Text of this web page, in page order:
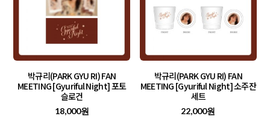
박규리(PARK GYU RI) FAN
MEETING [Gyuriful Night] 포토
슬로건
18,000원
박규리(PARK GYU RI) FAN
MEETING [Gyuriful Night] 소주잔
세트
22,000원